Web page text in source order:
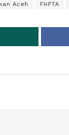
Aceh FHPTA